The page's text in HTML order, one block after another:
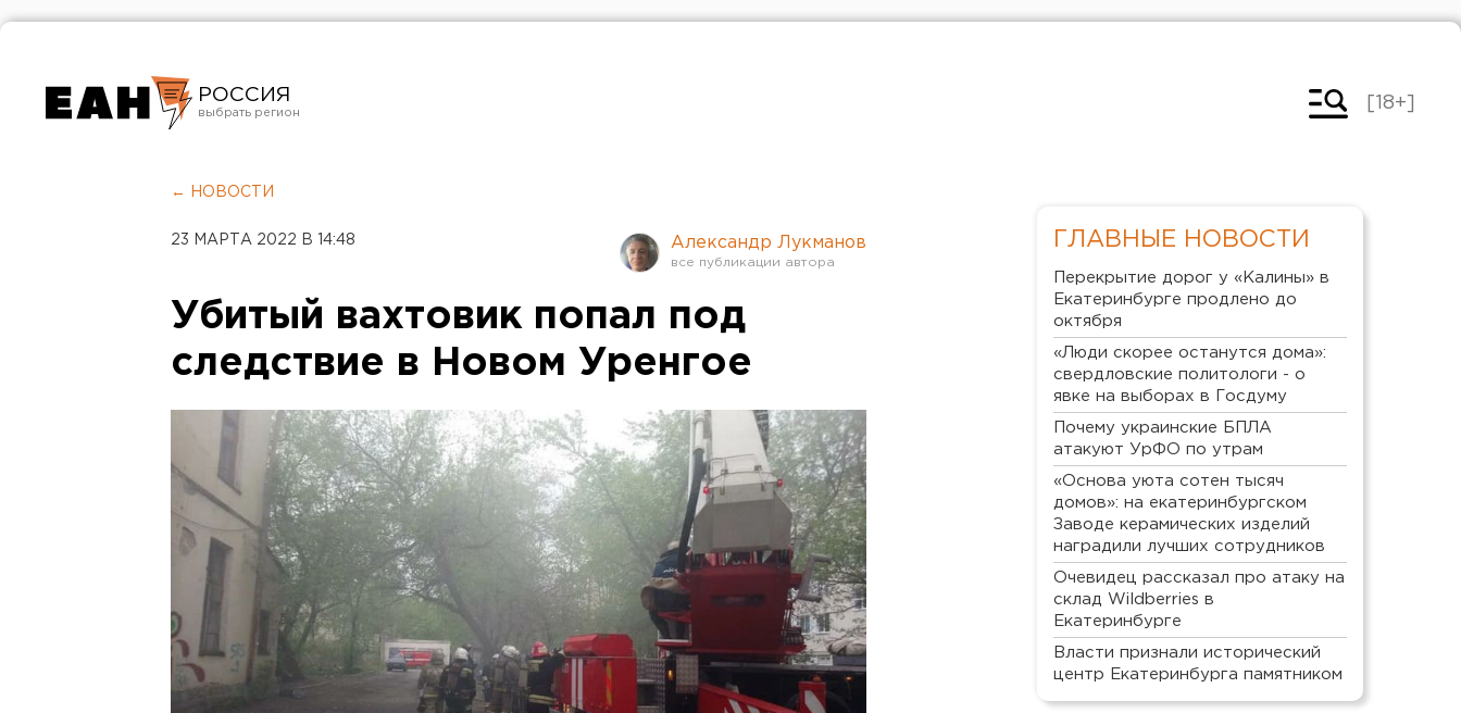
РОССИЯ
Челябинск
[18+]
← НОВОСТИ
23 МАРТА 2022 В 14:48 Александр Лукманов
Убитый вахтовик попал под
следствие в Новом Уренгое
ГЛАВНЫЕ НОВОСТИ
Перекрытие дорог у «Калины» в
Екатеринбурге продлено до
октября
«Люди скорее останутся дома»:
свердловские политологи - о
явке на выборах в Госдуму
Почему украинские БПЛА
атакуют УрФО по утрам
«Основа уюта сотен тысяч
домов»: на екатеринбургском
Заводе керамических изделий
наградили лучших сотрудников
Очевидец рассказал про атаку на
склад Wildberries в
Екатеринбурге
Власти признали исторический
центр Екатеринбурга памятником